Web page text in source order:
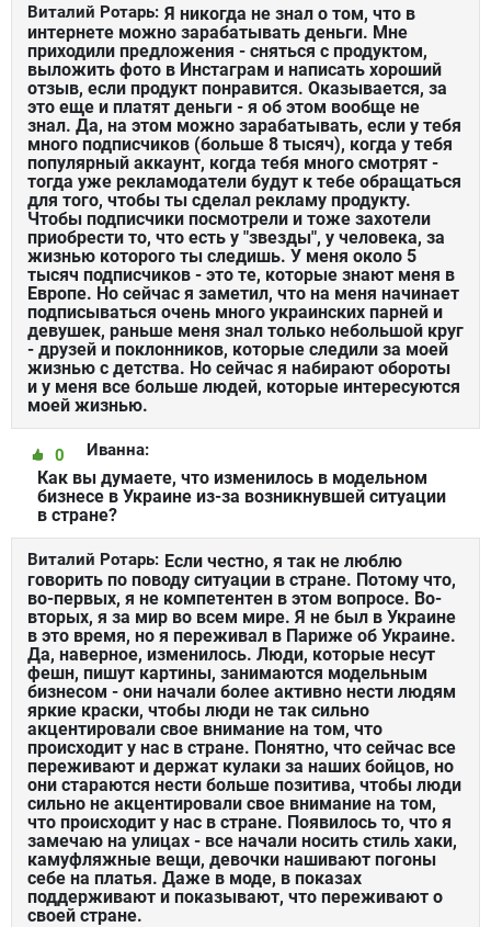
Виталий Ротарь: Я никогда не знал о том, что в
интернете можно зарабатывать деньги. Мне
приходили предложения - сняться с продуктом,
выложить фото в Инстаграм и написать хороший
отзыв, если продукт понравится. Оказывается, за
это еще и платят деньги - я об этом вообще не
знал. Да, на этом можно зарабатывать, если у тебя
много подписчиков (больше 8 тысяч), когда у тебя
популярный аккаунт, когда тебя много смотрят -
тогда уже рекламодатели будут к тебе обращаться
для того, чтобы ты сделал рекламу продукту.
Чтобы подписчики посмотрели и тоже захотели
приобрести то, что есть у "звезды", у человека, за
жизнью которого ты следишь. У меня около 5
тысяч подписчиков - это те, которые знают меня в
Европе. Но сейчас я заметил, что на меня начинает
подписываться очень много украинских парней и
девушек, раньше меня знал только небольшой круг
- друзей и поклонников, которые следили за моей
жизнью с детства. Но сейчас я набирают обороты
и у меня все больше людей, которые интересуются
моей жизнью.
Иванна:
0
Как вы думаете, что изменилось в модельном
бизнесе в Украине из-за возникнувшей ситуации
в стране?
Виталий Ротарь: Если честно, я так не люблю
говорить по поводу ситуации в стране. Потому что,
во-первых, я не компетентен в этом вопросе. Во-
вторых, я за мир во всем мире. Я не был в Украине
в это время, но я переживал в Париже об Украине.
Да, наверное, изменилось. Люди, которые несут
фешн, пишут картины, занимаются модельным
бизнесом - они начали более активно нести людям
яркие краски, чтобы люди не так сильно
акцентировали свое внимание на том, что
происходит у нас в стране. Понятно, что сейчас все
переживают и держат кулаки за наших бойцов, но
они стараются нести больше позитива, чтобы люди
сильно не акцентировали свое внимание на том,
что происходит у нас в стране. Появилось то, что я
замечаю на улицах - все начали носить стиль хаки,
камуфляжные вещи, девочки нашивают погоны
себе на платья. Даже в моде, в показах
поддерживают и показывают, что переживают о
своей стране.